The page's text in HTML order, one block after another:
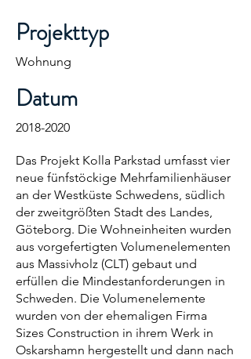
Projekttyp
Wohnung
Datum
2018-2020
Das Projekt Kolla Parkstad umfasst vier
neue fünfstöckige Mehrfamilienhäuser
an der Westküste Schwedens, südlich
der zweitgrößten Stadt des Landes,
Göteborg. Die Wohneinheiten wurden
aus vorgefertigten Volumenelementen
aus Massivholz (CLT) gebaut und
erfüllen die Mindestanforderungen in
Schweden. Die Volumenelemente
wurden von der ehemaligen Firma
Sizes Construction in ihrem Werk in
Oskarshamn hergestellt und dann nach